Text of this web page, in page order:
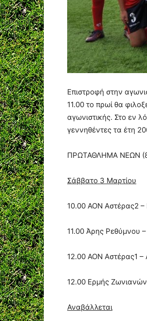
Επιστροφή στην
11.00 το πρωί θα
αγωνιστικής. Στο εν
γεννηθέντες τα έτη
ΠΡΩΤΑΘΛΗΜΑ ΝΕΩΝ
Σάββατο 3 Μαρτίου
10.00 ΑΟΝ Αστέρας2
11.00 Άρης Ρεθύμνου
12.00 ΑΟΝ Αστέρας1
12.00 Ερμής
Αναβάλλεται